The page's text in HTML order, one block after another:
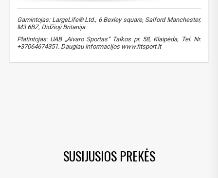
Gamintojas: LargeLife® Ltd., 6 Bexley square, Salford Manchester,
M3 6BZ, Didžioji Britanija.
Platintojas: UAB „Aivaro Sportas“ Taikos pr. 58, Klaipėda, Tel. Nr.
+37064674351. Daugiau informacijos www.fitsport.lt
SUSIJUSIOS PREKĖS